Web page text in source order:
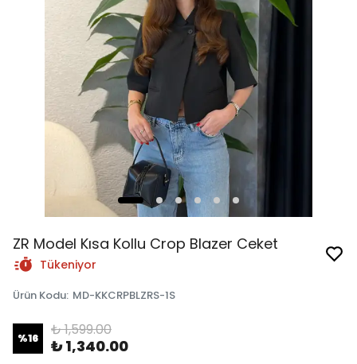
ZR Model Kısa Kollu Crop Blazer Ceket
Tükeniyor
Ürün Kodu: MD-KKCRPBLZRS-1S
%16 ₺ 1,599.00
₺ 1,340.00